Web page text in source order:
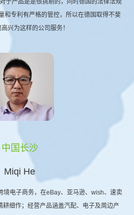
于产品是是很挑剔的，同时德国的法律法规
和专利有严格的管控，所以在德国取得不斐
兴为这样的公司服务！
中国长沙
Miqi He
境电子商务，在eBay、亚马逊、wish、速卖
细作；经营产品涵盖汽配、电子及周边产